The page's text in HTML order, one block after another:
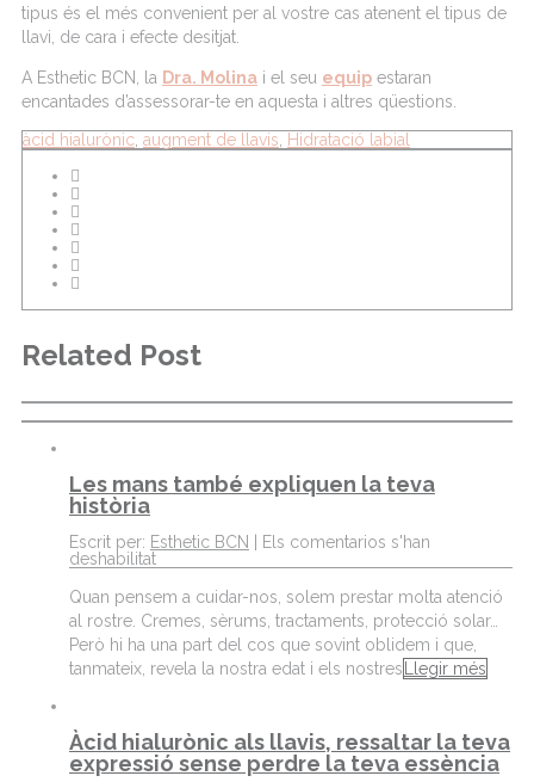
tipus és el més convenient per al vostre cas atenent el tipus de
llavi, de cara i efecte desitjat.
A Esthetic BCN, la Dra. Molina i el seu equip estaran
encantades d’assessorar-te en aquesta i altres qüestions.
àcid hialurònic augment de llavis Hidratació labial
Related Post
Les mans també expliquen la teva
història
Escrit per: Esthetic BCN
Els comentarios s'han
deshabilitat
Quan pensem a cuidar-nos, solem prestar molta atenció
al rostre. Cremes, sèrums, tractaments, protecció solar…
Però hi ha una part del cos que sovint oblidem i que,
tanmateix, revela la nostra edat i els nostres Llegir més
Àcid hialurònic als llavis, ressaltar la teva
expressió sense perdre la teva essència